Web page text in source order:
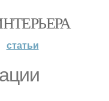
статьи